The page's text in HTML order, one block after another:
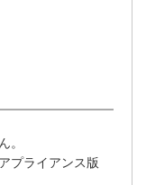
。
プライアンス版